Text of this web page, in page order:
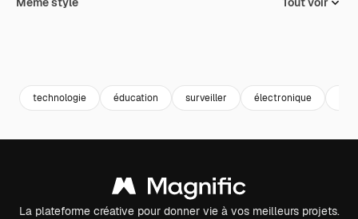
technologie éducation surveiller électronique
La plateforme créative pour donner vie à vos meilleurs projets.